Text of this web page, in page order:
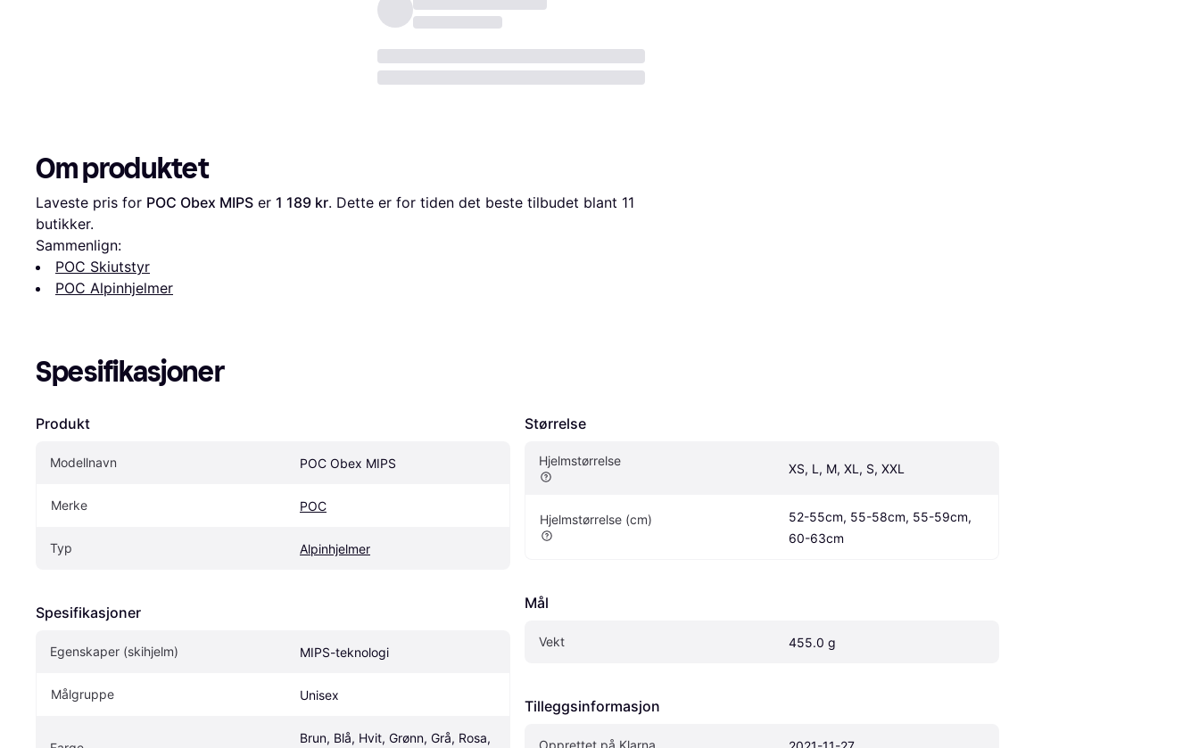
Om produktet
Laveste pris for POC Obex MIPS er 1 189 kr. Dette er for tiden det beste tilbudet blant 11
butikker.
Sammenlign:
POC Skiutstyr
POC Alpinhjelmer
Spesifikasjoner
Produkt
Modellnavn POC Obex MIPS
Merke POC
Typ Alpinhjelmer
Spesifikasjoner
Egenskaper (skihjelm) MIPS-teknologi
Målgruppe Unisex
Brun, Blå, Hvit, Grønn, Grå, Rosa,
Størrelse
Hjelmstørrelse
XS, L, M, XL, S, XXL
Hjelmstørrelse (cm)
52-55cm, 55-58cm, 55-59cm,
60-63cm
Mål
Vekt 455.0 g
Tilleggsinformasjon